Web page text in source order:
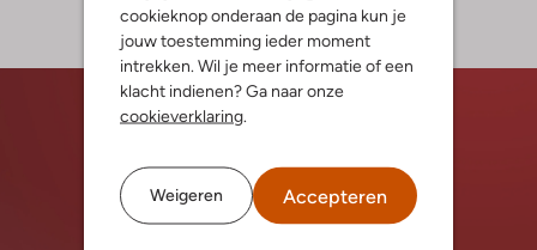
cookieknop onderaan de pagina kun je
jouw toestemming ieder moment
intrekken. Wil je meer informatie of een
klacht indienen? Ga naar onze
cookieverklaring
Weigeren Accepteren